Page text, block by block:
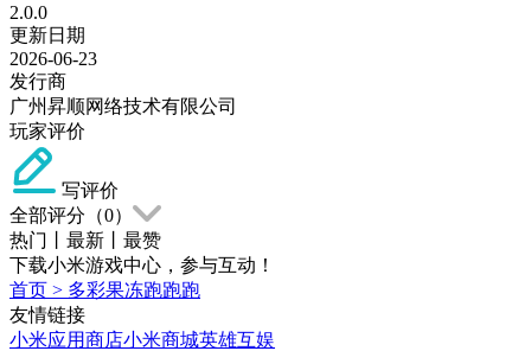
2.0.0
更新日期
2026-06-23
发行商
广州昇顺网络技术有限公司
玩家评价
写评价
全部评分（0）
热门
最新
最赞
下载小米游戏中心，参与互动！
首页 > 多彩果冻跑跑跑
友情链接
小米应用商店小米商城英雄互娱